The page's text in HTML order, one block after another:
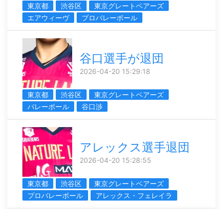
東京都
渋谷区
東京グレートベアーズ
エアウィーヴ
プロバレーボール
谷口選手が退団
2026-04-20 15:29:18
東京都 渋谷区
東京グレートベアーズ
バレーボール
谷口渉
アレックス選手退団
2026-04-20 15:28:55
東京都 渋谷区
東京グレートベアーズ
プロバレーボール
アレックス・フェレイラ